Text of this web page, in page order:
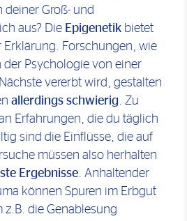
deiner Groß- und
aus? Die Epigenetik bietet
Erklärung. Forschungen, wie
der Psychologie von einer
vererbt wird, gestalten
allerdings schwierig. Zu
Erfahrungen, die du täglich
sind die Einflüsse, die auf
müssen also herhalten
Ergebnisse. Anhaltender
können Spuren im Erbgut
z.B. die Genablesung